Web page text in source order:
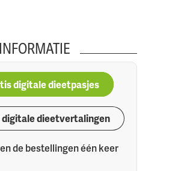
digitale dieetpasjes
digitale dieetvertalingen
de bestellingen één keer